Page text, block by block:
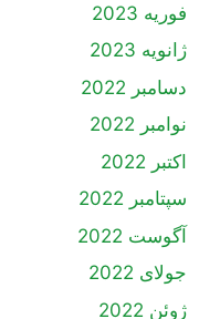
فوریه 2023
ژانویه 2023
دسامبر 2022
نوامبر 2022
اکتبر 2022
سپتامبر 2022
آگوست 2022
جولای 2022
ژوئن 2022